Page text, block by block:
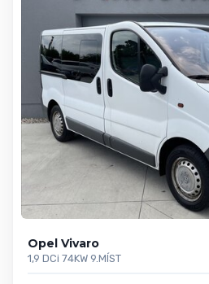
Opel Vivaro
1,9 DCi 74KW 9.MÍST